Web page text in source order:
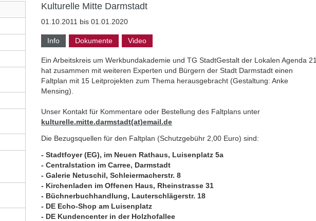
Kulturelle Mitte Darmstadt
01.10.2011 bis 01.01.2020
Info Dokumente Video
Ein Arbeitskreis um Werkbundakademie und TG StadtGestalt der Lokalen Agenda 21
hat zusammen mit weiteren Experten und Bürgern der Stadt Darmstadt einen
Faltplan mit 15 Leitprojekten zum Thema herausgebracht (Gestaltung: Anke
Mensing).
Unser Kontakt für Kommentare oder Bestellung des Faltplans unter
kulturelle.mitte.darmstadt(at)email.de
Die Bezugsquellen für den Faltplan (Schutzgebühr 2,00 Euro) sind:
- Stadtfoyer (EG), im Neuen Rathaus, Luisenplatz 5a
- Centralstation im Carree, Darmstadt
- Galerie Netuschil, Schleiermacherstr. 8
- Kirchenladen im Offenen Haus, Rheinstrasse 31
- Büchnerbuchhandlung, Lauterschlägerstr. 18
- DE Echo-Shop am Luisenplatz
- DE Kundencenter in der Holzhofallee